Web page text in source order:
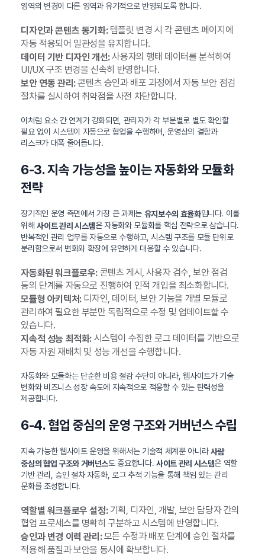
영역의 변경이 다른 영역과 유기적으로 반영되도록 합니다.
디자인과 콘텐츠 동기화:템플릿 변경 시 각 콘텐츠 페이지에
자동 적용되어 일관성을 유지합니다.
데이터 기반 디자인 개선:사용자의 행태 데이터를 분석하여
UI/UX 구조 변경을 신속히 반영합니다.
보안 연동 관리:콘텐츠 승인과 배포 과정에서 자동 보안 점검
절차를 실시하여 취약점을 사전 차단합니다.
이처럼 요소 간 연계가 강화되면, 관리자가 각 부문별로 별도 확인할
필요 없이 시스템이 자동으로 협업을 수행하며, 운영상의 결함과
리스크가 대폭 줄어듭니다.
6-3. 지속 가능성을 높이는 자동화와 모듈화
전략
장기적인 운영 측면에서 가장 큰 과제는 유지보수의 효율화입니다. 이를
위해사이트 관리 시스템은 자동화와 모듈화를 핵심 전략으로 삼습니다.
반복적인 관리 업무를 자동으로 수행하고, 시스템 구조를 모듈 단위로
분리함으로써 변화와 확장에 유연하게 대응할 수 있습니다.
자동화된 워크플로우:콘텐츠 게시, 사용자 검수, 보안 점검
등의 단계를 자동으로 진행하여 인적 개입을 최소화합니다.
모듈형 아키텍처:디자인, 데이터, 보안 기능을 개별 모듈로
관리하여 필요한 부분만 독립적으로 수정 및 업데이트할 수
있습니다.
지속적 성능 최적화:시스템이 수집한 로그 데이터를 기반으로
자동 자원 재배치 및 성능 개선을 수행합니다.
자동화와 모듈화는 단순한 비용 절감 수단이 아니라, 웹사이트가 기술
변화와 비즈니스 성장 속도에 지속적으로 적응할 수 있는 탄력성을
제공합니다.
6-4. 협업 중심의 운영 구조와 거버넌스 수립
지속 가능한 웹사이트 운영을 위해서는 기술적 체계뿐 아니라사람
중심의 협업 구조와 거버넌스도 중요합니다. 사이트 관리 시스템은 역할
기반 관리, 승인 절차 자동화, 로그 추적 기능을 통해 책임 있는 관리
문화를 조성합니다.
역할별 워크플로우 설정:기획, 디자인, 개발, 보안 담당자 간의
협업 프로세스를 명확히 구분하고 시스템에 반영합니다.
승인과 변경 이력 관리:모든 수정과 배포 단계에 승인 절차를
적용해 품질과 보안을 동시에 확보합니다.